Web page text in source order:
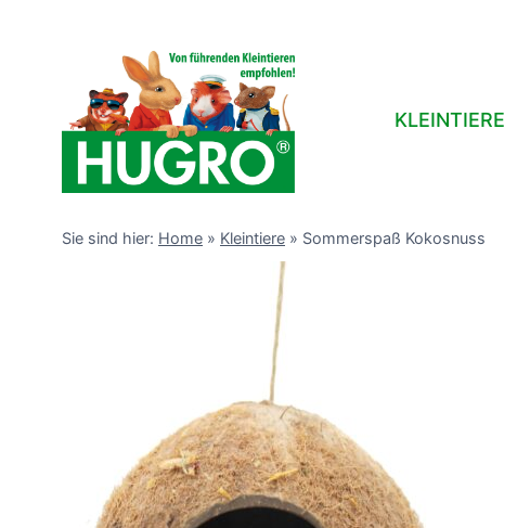
KLEINTIERE
Sie sind hier: Home » Kleintiere » Sommerspaß Kokosnuss